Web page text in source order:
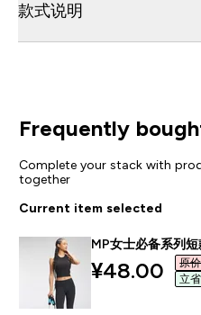
款式说明
Frequently
Complete your stack with
together
Current item selected
MP女士必备系列
¥48.00‎
原
立